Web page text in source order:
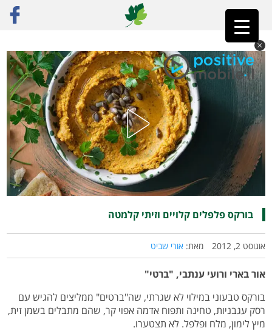
ראשי»רק מתכונים בורקס פלפלים קלויים וזיתי קלמטה
בורקס פלפלים קלויים וזיתי קלמטה
אוגוסט 2, 2012 מאת: אורי שביט
אור בארי ורועי ענתבי, "ברטי"
בורקס טבעוני במילוי לא שגרתי, שה"ברטים" ממליצים להגיש עם
רסק עגבניות, טחינה ותפוח אדמה אפוי קר, שהם מתבלים בשמן זית,
מיץ לימון, מלח ופלפל. לא תצטערו.